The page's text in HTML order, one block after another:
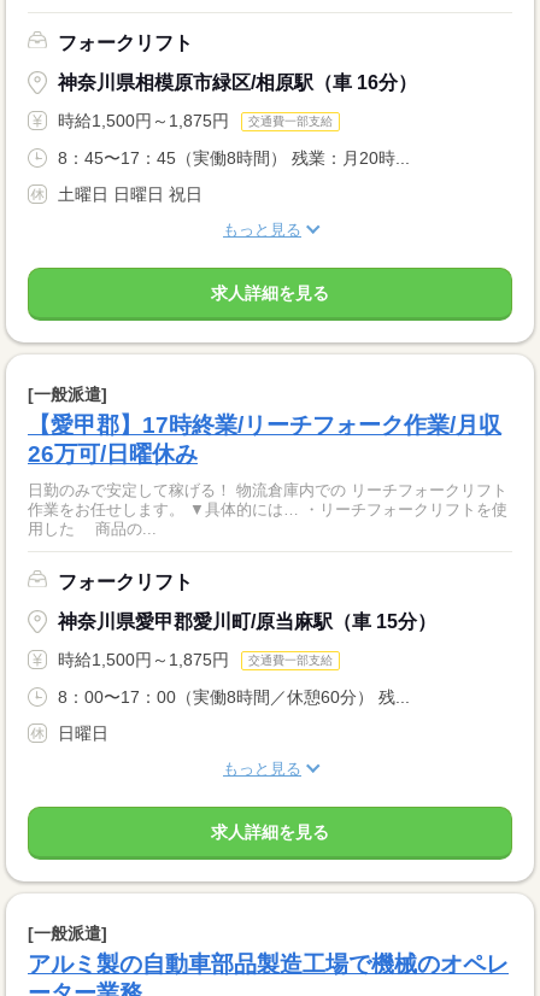
フォークリフト
神奈川県相模原市緑区/相原駅（車 16分）
時給1,500円～1,875円 交通費一部支給
8：45〜17：45（実働8時間） 残業：月20時...
土曜日 日曜日 祝日
もっと見る
求人詳細を見る
[一般派遣]
【愛甲郡】17時終業/リーチフォーク作業/月収
26万可/日曜休み
日勤のみで安定して稼げる！ 物流倉庫内での リーチフォークリフト
作業をお任せします。 ▼具体的には… ・リーチフォークリフトを使
用した 商品の...
フォークリフト
神奈川県愛甲郡愛川町/原当麻駅（車 15分）
時給1,500円～1,875円 交通費一部支給
8：00〜17：00（実働8時間／休憩60分） 残...
日曜日
もっと見る
求人詳細を見る
[一般派遣]
アルミ製の自動車部品製造工場で機械のオペレ